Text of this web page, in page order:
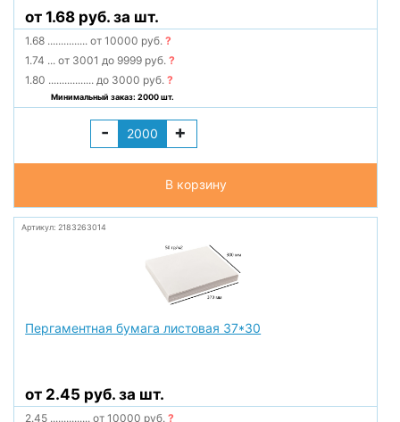
от 1.68 руб. за шт.
1.68 ............... от 10000 руб.?
1.74 ... от 3001 до 9999 руб.?
1.80 ................. до 3000 руб.?
Минимальный заказ: 2000 шт.
- +
В корзину
Артикул: 2183263014
Пергаментная бумага листовая 37*30
от 2.45 руб. за шт.
2.45 ............... от 10000 руб.?